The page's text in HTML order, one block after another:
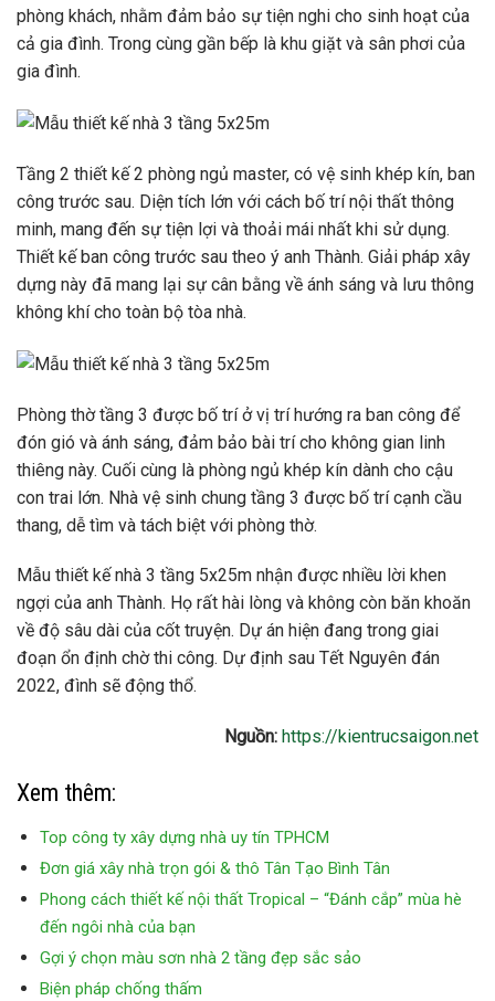
phòng khách, nhằm đảm bảo sự tiện nghi cho sinh hoạt của
cả gia đình. Trong cùng gần bếp là khu giặt và sân phơi của
gia đình.
Tầng 2 thiết kế 2 phòng ngủ master, có vệ sinh khép kín, ban
công trước sau. Diện tích lớn với cách bố trí nội thất thông
minh, mang đến sự tiện lợi và thoải mái nhất khi sử dụng.
Thiết kế ban công trước sau theo ý anh Thành. Giải pháp xây
dựng này đã mang lại sự cân bằng về ánh sáng và lưu thông
không khí cho toàn bộ tòa nhà.
Phòng thờ tầng 3 được bố trí ở vị trí hướng ra ban công để
đón gió và ánh sáng, đảm bảo bài trí cho không gian linh
thiêng này. Cuối cùng là phòng ngủ khép kín dành cho cậu
con trai lớn. Nhà vệ sinh chung tầng 3 được bố trí cạnh cầu
thang, dễ tìm và tách biệt với phòng thờ.
Mẫu thiết kế nhà 3 tầng 5x25m nhận được nhiều lời khen
ngợi của anh Thành. Họ rất hài lòng và không còn băn khoăn
về độ sâu dài của cốt truyện. Dự án hiện đang trong giai
đoạn ổn định chờ thi công. Dự định sau Tết Nguyên đán
2022, đình sẽ động thổ.
Nguồn: https://kientrucsaigon.net
Xem thêm:
Top công ty xây dựng nhà uy tín TPHCM
Đơn giá xây nhà trọn gói & thô Tân Tạo Bình Tân
Phong cách thiết kế nội thất Tropical – “Đánh cắp” mùa hè
đến ngôi nhà của bạn
Gợi ý chọn màu sơn nhà 2 tầng đẹp sắc sảo
Biện pháp chống thấm